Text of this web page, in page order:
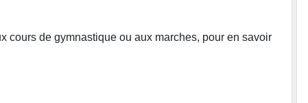
cours de gymnastique ou aux marches, pour en savoir